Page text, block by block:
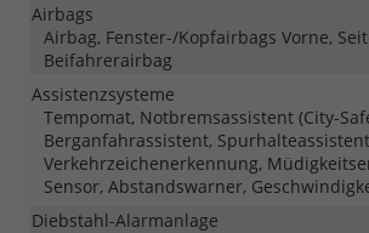
Airbags
Airbag, Fenster-/Kopfairbags Vorne,
Beifahrerairbag
Assistenzsysteme
Tempomat, Notbremsassistent (City-
Berganfahrassistent,
Verkehrzeichenerkennung,
Sensor, Abstandswarner,
Diebstahl-Alarmanlage